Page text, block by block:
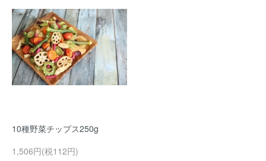
10種野菜チップス250g
1,506円(税112円)